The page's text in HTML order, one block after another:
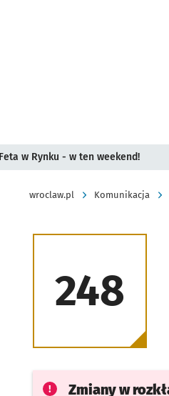
w Rynku - w ten weekend!
wroclaw.pl Komunikacja
248
Zmiany w